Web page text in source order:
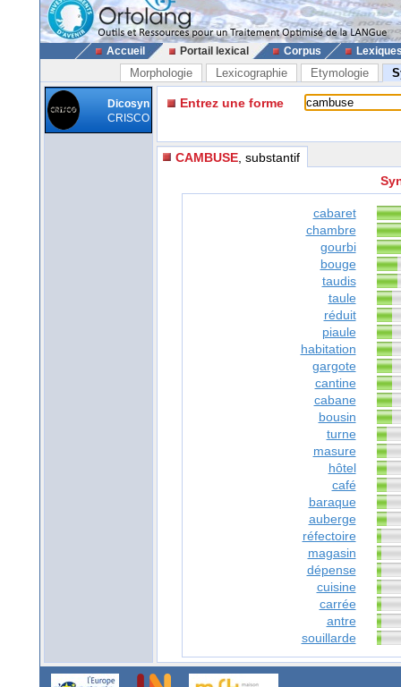
Accueil Portail lexical Corpus
Morphologie Lexicographie Etymologie
Dicosyn
CRISCO
Entrez une forme
CAMBUSE , substantif
cabaret
chambre
gourbi
bouge
taudis
taule
réduit
piaule
habitation
gargote
cantine
cabane
bousin
turne
masure
hôtel
café
baraque
auberge
réfectoire
magasin
dépense
cuisine
carrée
antre
souillarde